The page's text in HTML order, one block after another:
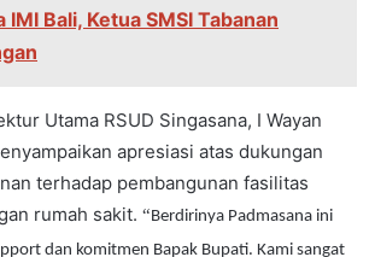
IMI Bali, Ketua SMSI Tabanan
Utama RSUD Singasana, I Wayan
apresiasi atas dukungan
terhadap pembangunan fasilitas
rumah sakit. “ Berdirinya Padmasana ini
dan komitmen Bapak Bupati. Kami sangat